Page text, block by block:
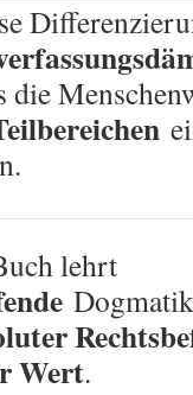
die
lehrt
Wert.